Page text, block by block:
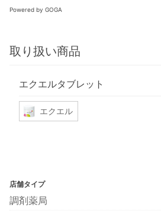
Powered by GOGA
取り扱い商品
エクエルタブレット
エクエル
店舗タイプ
調剤薬局